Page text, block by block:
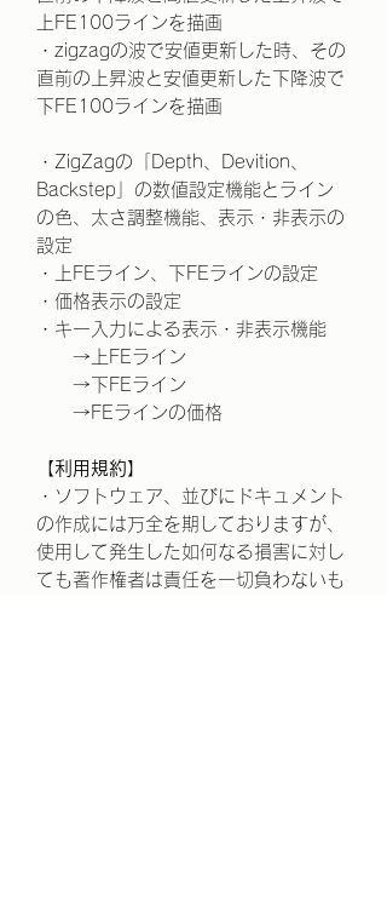
上FE100ラインを描画
・zigzagの波で安値更新した時、その
直前の上昇波と安値更新した下降波で
下FE100ラインを描画
・ZigZagの「Depth、Devition、
Backstep」の数値設定機能とライン
の色、太さ調整機能、表示・非表示の
設定
・上FEライン、下FEラインの設定
・価格表示の設定
・キー入力による表示・非表示機能
→上FEライン
→下FEライン
→FEラインの価格
【利用規約】
・ソフトウェア、並びにドキュメント
の作成には万全を期しておりますが、
使用して発生した如何なる損害に対し
ても著作権者は責任を一切負わないも